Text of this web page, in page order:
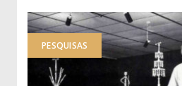
PESQUISAS